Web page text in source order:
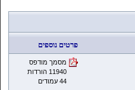
פרטים נוספים
מסמך מודפס
11940 הורדות
44 עמודים